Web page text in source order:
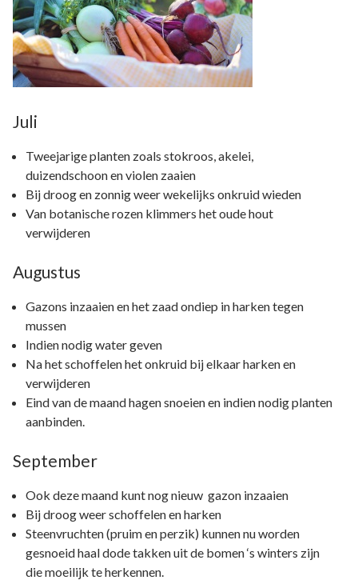
Juli
Tweejarige planten zoals stokroos, akelei,
duizendschoon en violen zaaien
Bij droog en zonnig weer wekelijks onkruid wieden
Van botanische rozen klimmers het oude hout
verwijderen
Augustus
Gazons inzaaien en het zaad ondiep in harken tegen
mussen
Indien nodig water geven
Na het schoffelen het onkruid bij elkaar harken en
verwijderen
Eind van de maand hagen snoeien en indien nodig planten
aanbinden.
September
Ook deze maand kunt nog nieuw gazon inzaaien
Bij droog weer schoffelen en harken
Steenvruchten (pruim en perzik) kunnen nu worden
gesnoeid haal dode takken uit de bomen ‘s winters zijn
die moeilijk te herkennen.